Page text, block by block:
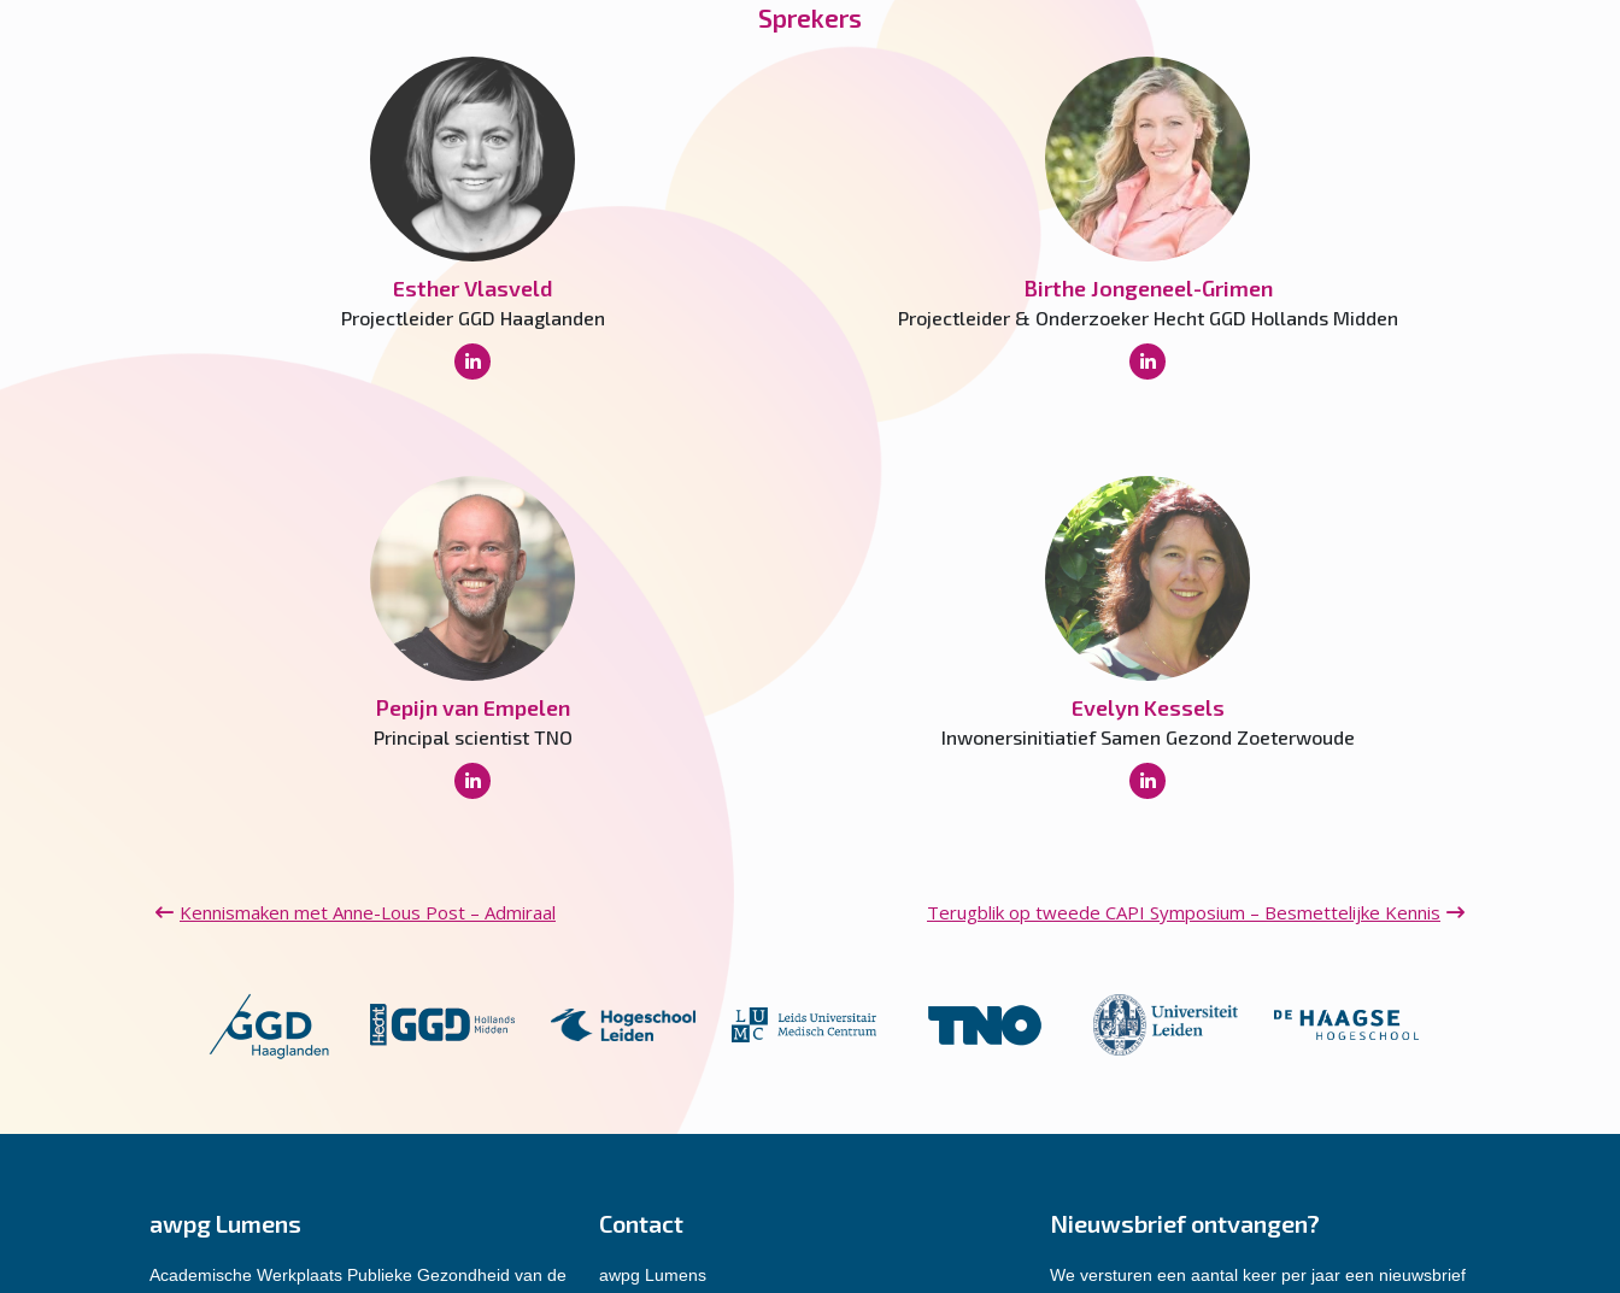
Sprekers
Esther Vlasveld
Projectleider GGD Haaglanden
Birthe Jongeneel-Grimen
Projectleider & Onderzoeker Hecht GGD Hollands Midden
Pepijn van Empelen
Principal scientist TNO
Evelyn Kessels
Inwonersinitiatief Samen Gezond Zoeterwoude
Kennismaken met Anne-Lous Post – Admiraal Terugblik op tweede CAPI Symposium – Besmettelijke Kennis
awpg Lumens
Academische Werkplaats Publieke Gezondheid van de
Contact
awpg Lumens
Nieuwsbrief ontvangen?
We versturen een aantal keer per jaar een nieuwsbrief